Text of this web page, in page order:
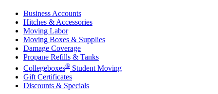
Business Accounts
Hitches & Accessories
Moving Labor
Moving Boxes & Supplies
Damage Coverage
Propane Refills & Tanks
Collegeboxes® Student Moving
Gift Certificates
Discounts & Specials